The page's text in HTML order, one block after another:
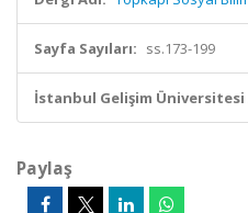
Sayfa Sayıları: ss.173-199
İstanbul Gelişim Üniversitesi
Paylaş